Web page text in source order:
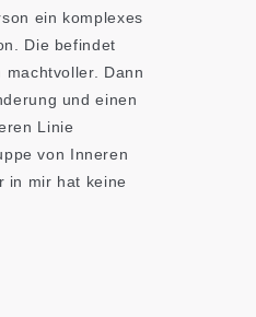
ein komplexes
Die befindet
Dann
und einen
Linie
von Inneren
in mir hat keine